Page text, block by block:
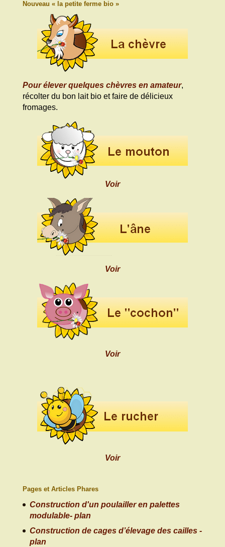
Nouveau « la petite ferme bio »
Pour élever quelques chèvres en amateur,
récolter du bon lait bio et faire de délicieux
fromages.
Voir
Voir
Voir
Voir
Pages et Articles Phares
Construction d'un poulailler en palettes
modulable- plan
Construction de cages d’élevage des cailles -
plan